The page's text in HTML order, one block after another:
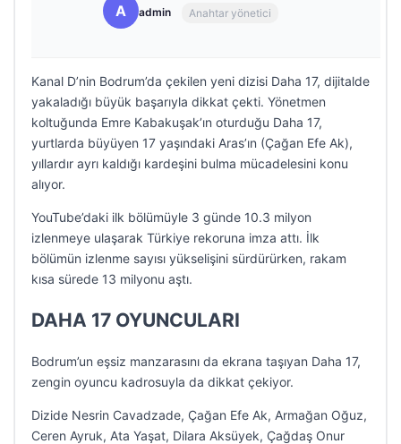
A admin Anahtar yönetici
Kanal D’nin Bodrum’da çekilen yeni dizisi Daha 17, dijitalde
yakaladığı büyük başarıyla dikkat çekti. Yönetmen
koltuğunda Emre Kabakuşak’ın oturduğu Daha 17,
yurtlarda büyüyen 17 yaşındaki Aras’ın (Çağan Efe Ak),
yıllardır ayrı kaldığı kardeşini bulma mücadelesini konu
alıyor.
YouTube’daki ilk bölümüyle 3 günde 10.3 milyon
izlenmeye ulaşarak Türkiye rekoruna imza attı. İlk
bölümün izlenme sayısı yükselişini sürdürürken, rakam
kısa sürede 13 milyonu aştı.
DAHA 17 OYUNCULARI
Bodrum’un eşsiz manzarasını da ekrana taşıyan Daha 17,
zengin oyuncu kadrosuyla da dikkat çekiyor.
Dizide Nesrin Cavadzade, Çağan Efe Ak, Armağan Oğuz,
Ceren Ayruk, Ata Yaşat, Dilara Aksüyek, Çağdaş Onur